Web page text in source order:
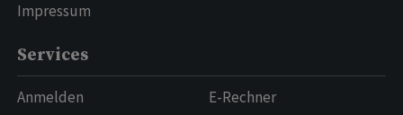
Impressum
Services
Anmelden
E-Rechner